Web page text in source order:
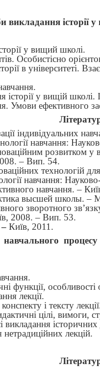
викладання історії
у вищий школі.
Особистісно
в університеті.
історії у вищій школі.
Умови ефективного
індивідуальних
навчання:
розвитком
– Вип. 54.
технологій для
навчання:
навчання. –
высшей школы. –
зворотного
2008. – Вип. 53.
– Київ, 2011.
функції, особливості
лекції.
і тексту
цілі, вимоги,
викладання
нетрадиційних лекцій.